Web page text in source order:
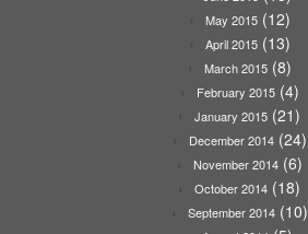
May 2015(12)
April 2015(13)
March 2015(8)
February 2015(4)
January 2015 (21)
December 2014(24)
November 2014(6)
October 2014 (18)
September 2014(10)